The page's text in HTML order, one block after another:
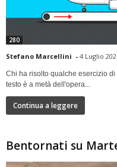
280
Stefano Marcellini - 4 Luglio
Chi ha risolto qualche esercizio
testo è a metà dell'opera...
Continua a leggere
Bentornati su